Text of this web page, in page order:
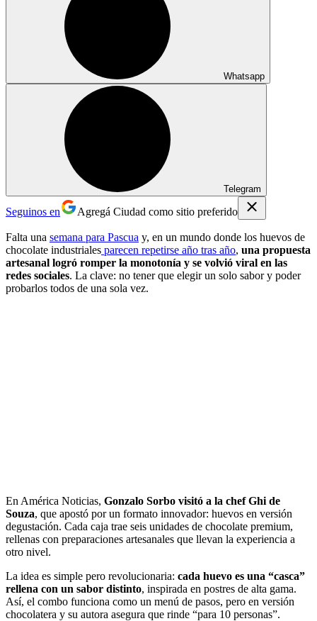
Whatsapp
Telegram
Seguinos en Agregá Ciudad como sitio preferido
Falta una semana para Pascua y, en un mundo donde los huevos de
chocolate industriales parecen repetirse año tras año, una propuesta
artesanal logró romper la monotonía y se volvió viral en las
redes sociales. La clave: no tener que elegir un solo sabor y poder
probarlos todos de una sola vez.
En América Noticias, Gonzalo Sorbo visitó a la chef Ghi de
Souza, que apostó por un formato innovador: huevos en versión
degustación. Cada caja trae seis unidades de chocolate premium,
rellenas con preparaciones artesanales que llevan la experiencia a
otro nivel.
La idea es simple pero revolucionaria: cada huevo es una “casca”
rellena con un sabor distinto, inspirada en postres de alta gama.
Así, el combo funciona como un menú de pasos, pero en versión
chocolatera y su autora asegura que rinde “para 10 personas”.